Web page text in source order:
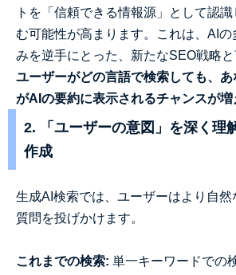
トを「信頼できる情報源」として認
む可能性が高まります。これは、AIの
みを逆手にとった、新たなSEO戦略と
ユーザーがどの言語で検索しても、
がAIの要約に表示されるチャンスが増
2. 「ユーザーの意図」を深く理
作成
生成AI検索では、ユーザーはより自然
質問を投げかけます。
これまでの検索: 単一キーワードでの